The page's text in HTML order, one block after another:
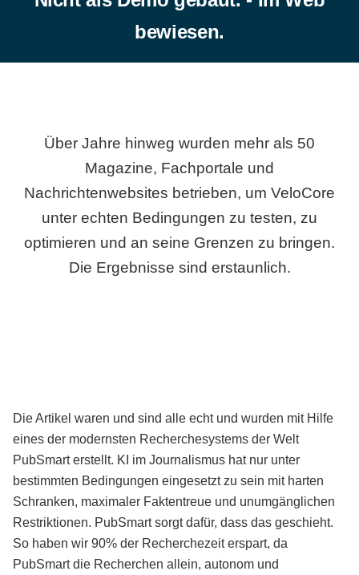
bewiesen.
Über Jahre hinweg wurden mehr als 50
Magazine, Fachportale und
Nachrichtenwebsites betrieben, um VeloCore
unter echten Bedingungen zu testen, zu
optimieren und an seine Grenzen zu bringen.
Die Ergebnisse sind erstaunlich.
Die Artikel waren und sind alle echt und wurden mit Hilfe
eines der modernsten Recherchesystems der Welt
PubSmart erstellt. KI im Journalismus hat nur unter
bestimmten Bedingungen eingesetzt zu sein mit harten
Schranken, maximaler Faktentreue und unumgänglichen
Restriktionen. PubSmart sorgt dafür, dass das geschieht.
So haben wir 90% der Recherchezeit erspart, da
PubSmart die Recherchen allein, autonom und